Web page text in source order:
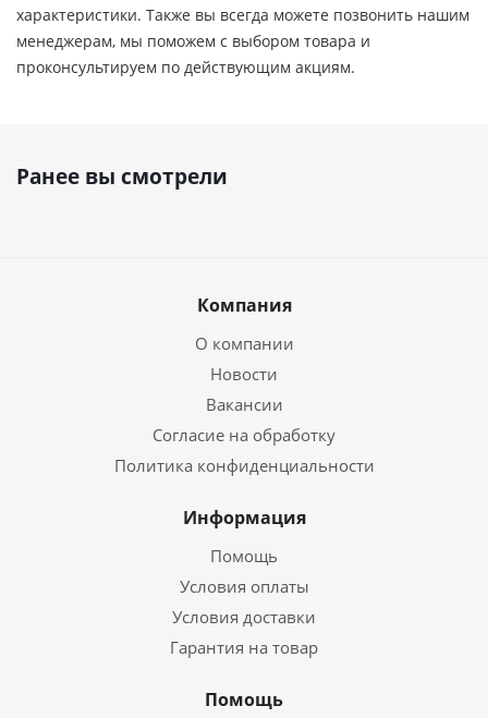
характеристики. Также вы всегда можете позвонить нашим
менеджерам, мы поможем с выбором товара и
проконсультируем по действующим акциям.
Ранее вы смотрели
Компания
О компании
Новости
Вакансии
Согласие на обработку
Политика конфиденциальности
Информация
Помощь
Условия оплаты
Условия доставки
Гарантия на товар
Помощь